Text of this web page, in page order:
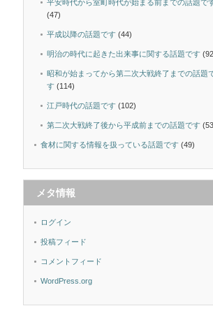
平安時代から室町時代が始まる前までの話題で
(47)
平成以降の話題です (44)
明治の時代に起きた出来事に関する話題です
昭和が始まってから第二次大戦終了までの話題
す (114)
江戸時代の話題です (102)
第二次大戦終了後から平成前までの話題です
食材に関する情報を扱っている話題です (49)
メタ情報
ログイン
投稿フィード
コメントフィード
WordPress.org